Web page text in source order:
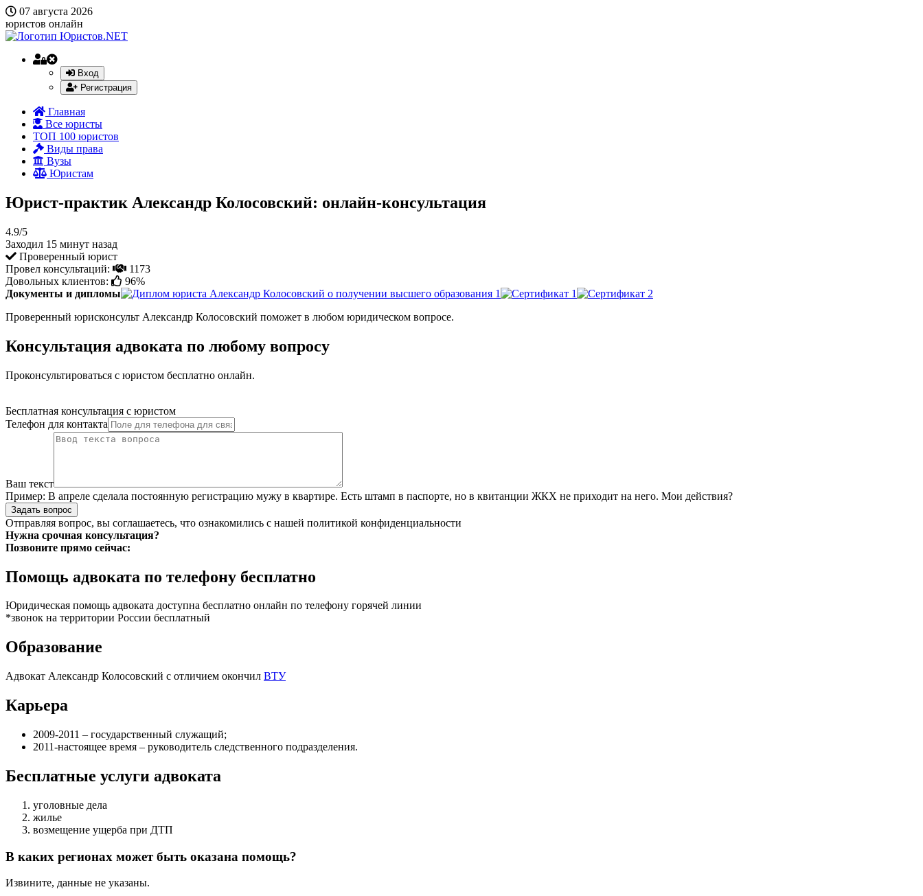
07 августа 2026
юристов онлайн
Вход
Регистрация
Главная
Все юристы
ТОП 100 юристов
Виды права
Вузы
Юристам
Юрист-практик Александр Колосовский: онлайн-консультация
4.9/5
Заходил 15 минут назад
Проверенный юрист
Провел консультаций:
1173
Довольных клиентов:
96%
Документы и дипломы
Проверенный юрисконсульт Александр Колосовский поможет в любом юридическом вопросе.
Консультация адвоката по любому вопросу
Проконсультироваться с юристом бесплатно онлайн.
Бесплатная консультация с юристом
Телефон для контакта
Ваш текст
Пример: В апреле сделала постоянную регистрацию мужу в квартире. Есть штамп в паспорте, но в квитанции ЖКХ не приходит на него. Мои действия?
Задать вопрос
Отправляя вопрос, вы соглашаетесь, что ознакомились с нашей политикой конфиденциальности
Нужна срочная консультация?
Позвоните прямо сейчас:
Помощь адвоката по телефону бесплатно
Юридическая помощь адвоката доступна бесплатно онлайн по телефону горячей линии
*звонок на территории России бесплатный
Образование
Адвокат Александр Колосовский с отличием окончил ВТУ
Карьера
2009-2011 – государственный служащий;
2011-настоящее время – руководитель следственного подразделения.
Бесплатные услуги адвоката
уголовные дела
жилье
возмещение ущерба при ДТП
В каких регионах может быть оказана помощь?
Извините, данные не указаны.